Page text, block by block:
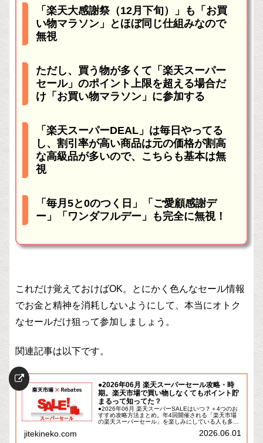
「楽天大感謝祭（12月下旬）」も「お買
い物マラソン」とほぼ同じ仕組みなので
無視
ただし、買う物が多くて「楽天スーパー
セール」のポイント上限を超える場合だ
け「お買い物マラソン」に参加する
「楽天スーパーDEAL」は毎日やってる
し、割引率が高い商品は元の価格が割高
な高級品が多いので、こちらも基本は無
視
「毎月5と0のつく日」「ご愛顧感謝デ
ー」「ワンダフルデー」も完全に無視！
これだけ覚えておけばOK。とにかく色んなセール情報
でお金と精神を消耗しないようにして、本当にオトク
なセールだけ狙って参加しましょう。
関連記事は以下です。
●2026年06月 楽天スーパーセール攻略・時
期。楽天市場で買い物しなくてもポイント貯
まるって知ってた？
●2026年06月 楽天スーパーSALEはいつ？＋4つのお
すすめ攻略方法まとめ。年4回開催される「楽天市場
の楽天スーパーセール」を楽しみにしている人も多い
ピングの名物的なイベントになりました。...
jitekineko.com 2026.06.01